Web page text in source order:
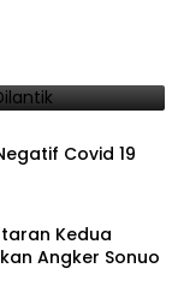
Covid 19
Kedua
Angker Sonuo